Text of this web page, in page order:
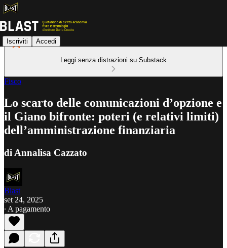
Iscriviti Accedi
Leggi senza distrazioni su Substack
Fisco
Lo scarto delle comunicazioni d’opzione e
il Giano bifronte: poteri (e relativi limiti)
dell’amministrazione finanziaria
di Annalisa Cazzato
Blast
set 24, 2025
∙ A pagamento